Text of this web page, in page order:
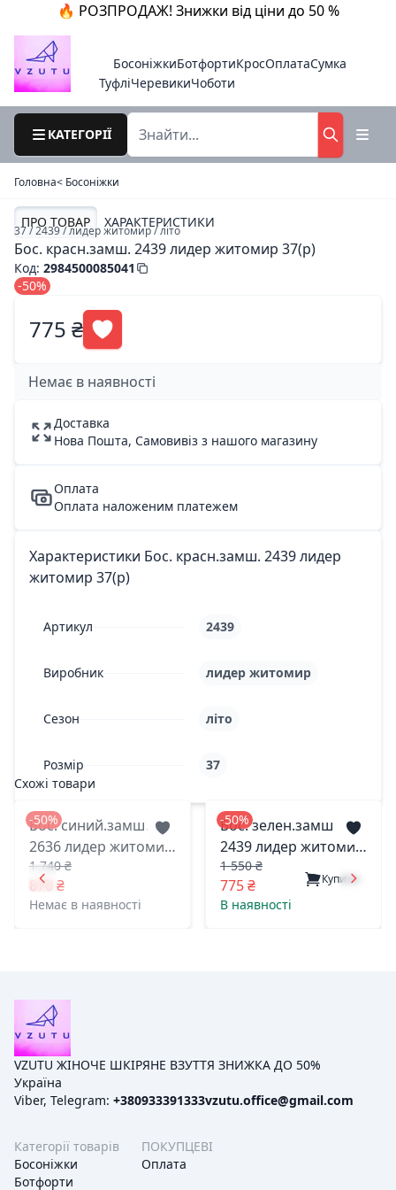
🔥 РОЗПРОДАЖ! Знижки від ціни до 50 %
БосоніжкиБотфортиКросОплатаСумка
ТуфліЧеревикиЧоботи
КАТЕГОРІЇ
Головна< Босоніжки
ПРО ТОВАР ХАРАКТЕРИСТИКИ
37 / 2439 / лидер житомир / літо
Бос. красн.замш. 2439 лидер житомир 37(р)
Код: 2984500085041
-50%
775 ₴
Немає в наявності
Доставка
Нова Пошта, Самовивіз з нашого магазину
Оплата
Оплата наложеним платежем
Характеристики Бос. красн.замш. 2439 лидер
житомир 37(р)
Артикул 2439
Виробник лидер житомир
Сезон літо
Розмір
37
Схожі товари
-50%
Бос. синий.замш.
2636 лидер житомир
37(р)
1 740 ₴
870 ₴
Немає в наявності
-50%
Бос. зелен.замш
2439 лидер житомир
39(р)
1 550 ₴
775 ₴ Купити
В наявності
VZUTU ЖІНОЧЕ ШКІРЯНЕ ВЗУТТЯ ЗНИЖКА ДО 50%
Україна
Viber, Telegram: +380933391333vzutu.office@gmail.com
Категорії товарів
Босоніжки
Ботфорти
ПОКУПЦЕВІ
Оплата